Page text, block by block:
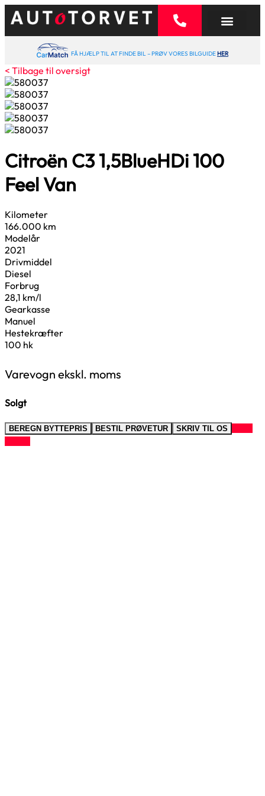
FÅ HJÆLP TIL AT FINDE BIL – PRØV VORES BILGUIDEHER
< Tilbage til oversigt
Citroën C31,5BlueHDi 100
Feel Van
Kilometer
166.000 km
Modelår
2021
Drivmiddel
Diesel
Forbrug
28,1 km/l
Gearkasse
Manuel
Hestekræfter
100 hk
Varevogn ekskl. moms
Solgt
BEREGN BYTTEPRIS BESTIL PRØVETUR SKRIV TIL OS